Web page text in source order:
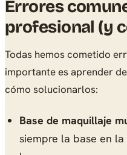
Errores
profesional (y
Todas hemos cometido
importante es aprender
cómo solucionarlos:
Base de maquillaje
siempre la base en